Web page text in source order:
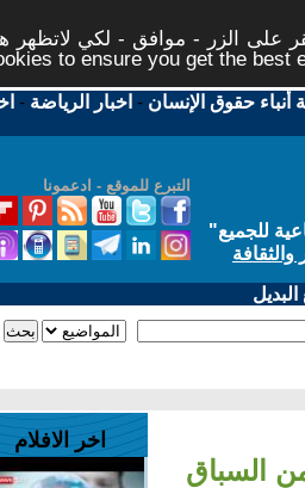
على الزر - موافق - لكي لاتظهر
to ensure you get the best
أنباء حقوق الإنسان - اخبار الرياضة -
التبرع للموقع - ادعمونا
للجميع"
السباق
اخر الافلام